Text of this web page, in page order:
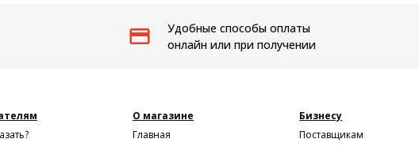
Удобные способы оплаты
онлайн или при получении
О магазине
Главная
Бизнесу
Поставщикам